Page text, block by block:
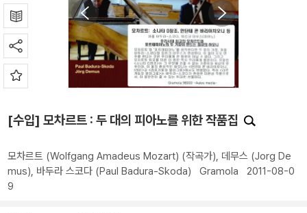
[수입] 모차르트 : 두 대의 피아노를 위한 작품집
모차르트 (Wolfgang Amadeus Mozart) (작곡가), 데무스 (Jorg De
mus), 바두라 스코다 (Paul Badura-Skoda) Gramola 2011-08-0
9